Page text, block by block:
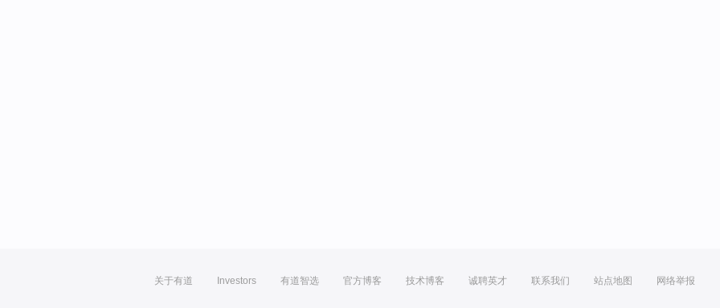
关于有道 Investors 有道智选 官方博客 技术博客 诚聘英才 联系我们 站点地图 网络举报